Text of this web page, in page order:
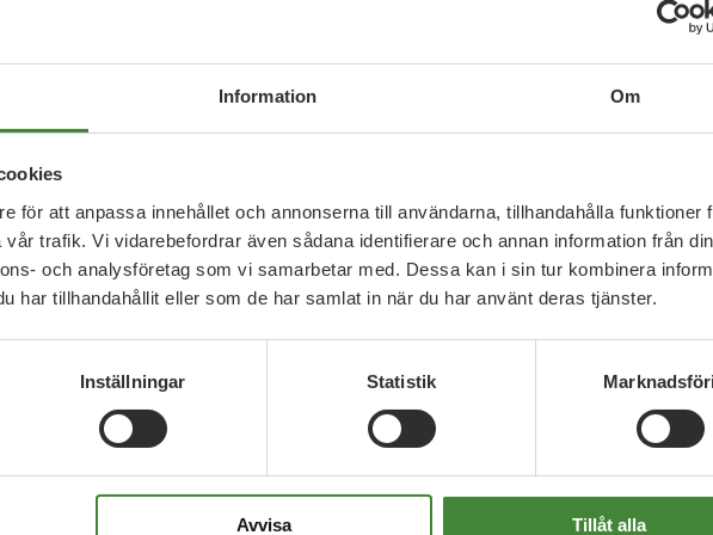
Information Om
för att anpassa innehållet och annonserna till användarna, tillhandahålla funktioner
trafik. Vi vidarebefordrar även sådana identifierare och annan information från
och analysföretag som vi samarbetar med. Dessa kan i sin tur kombinera
har tillhandahållit eller som de har samlat in när du har använt deras tjänster.
Inställningar Statistik
Avvisa Tillåt alla
frågor